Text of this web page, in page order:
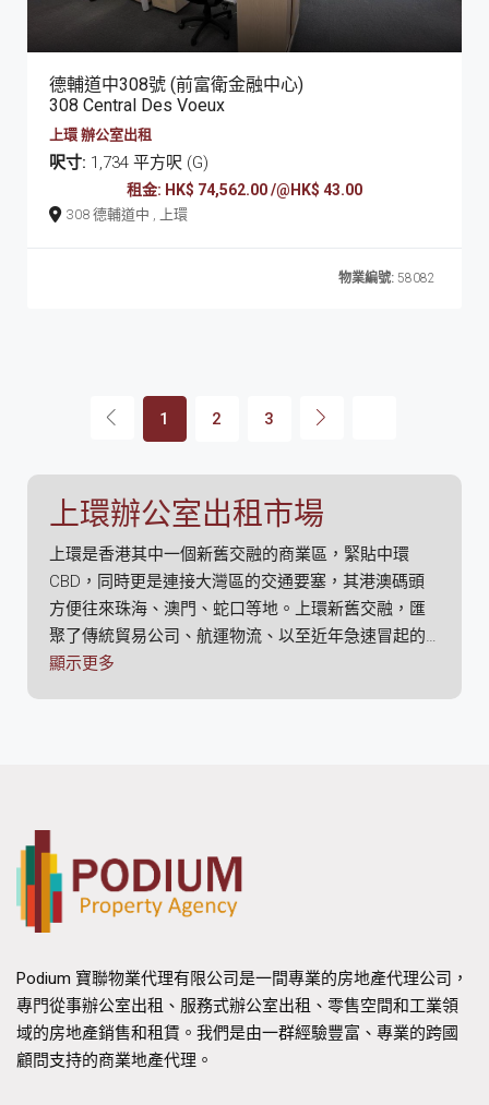
德輔道中308號 (前富衛金融中心)
308 Central Des Voeux
上環 辦公室出租
呎寸: 1,734 平方呎 (G)
租金: HK$ 74,562.00 /@HK$ 43.00
308 德輔道中 , 上環
物業編號: 58082
1 2 3
上環辦公室出租市場
上環是香港其中一個新舊交融的商業區，緊貼中環
CBD，同時更是連接大灣區的交通要塞，其港澳碼頭
方便往來珠海、澳門、蛇口等地。上環新舊交融，匯
聚了傳統貿易公司、航運物流、以至近年急速冒起的
初創企業及廣告設計公司。例如：信德中心及無限極
上環擁有全港獨一無二的跨境交通優勢。港澳客輪碼
頭就坐落於上環信德中心，員工或管理層若需頻繁往
返澳門、珠海或深圳蛇口傾生意，在上環租寫字樓絕
對是首選。加上上環站連接港島綫，步行至中環核心
梭，交通十分方便。這大大提升了跨境商務的靈活
性，特別是對於有大灣區業務的公司而言，節省了大
量舟車勞頓的時間。不要小看這一點，在上環租辦公
室，這種獨特的交通便利性能直接提升貴公司的營運
顯示更多
Podium 寶聯物業代理有限公司是一間專業的房地產代理公司，
專門從事辦公室出租、服務式辦公室出租、零售空間和工業領
域的房地產銷售和租賃。我們是由一群經驗豐富、專業的跨國
顧問支持的商業地產代理。